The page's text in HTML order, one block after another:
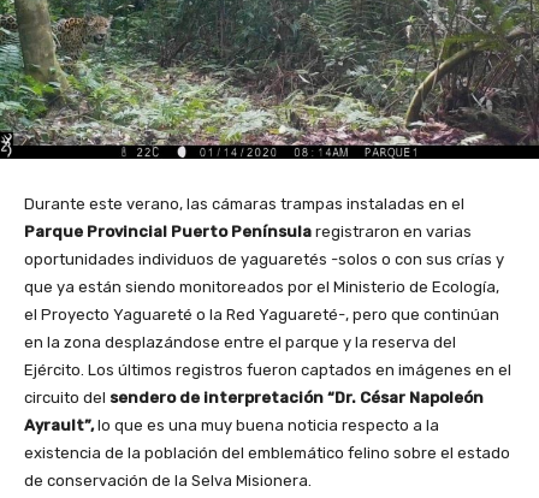
Durante este verano, las cámaras trampas instaladas en el
Parque Provincial Puerto Península registraron en varias
oportunidades individuos de yaguaretés -solos o con sus crías y
que ya están siendo monitoreados por el Ministerio de Ecología,
el Proyecto Yaguareté o la Red Yaguareté-, pero que continúan
en la zona desplazándose entre el parque y la reserva del
Ejército. Los últimos registros fueron captados en imágenes en el
circuito del sendero de interpretación “Dr. César Napoleón
Ayrault”,lo que es una muy buena noticia respecto a la
existencia de la población del emblemático felino sobre el estado
de conservación de la Selva Misionera.